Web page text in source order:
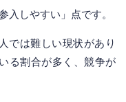
入しやすい」点です。
では難しい現状があり
る割合が多く、競争が